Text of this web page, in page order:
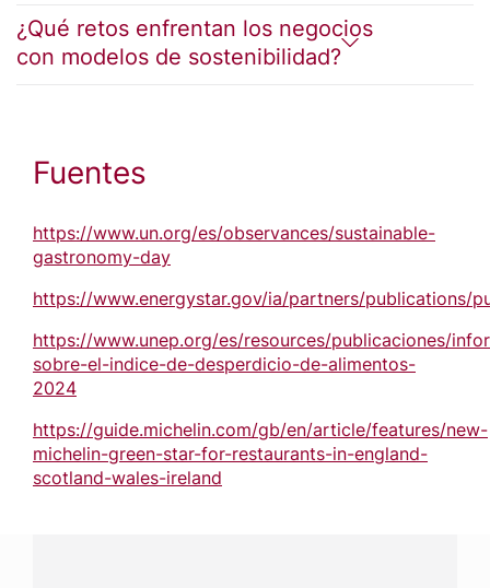
¿Qué retos enfrentan los negocios
con modelos de sostenibilidad?
Fuentes
https://www.un.org/es/observances/sustainable-
gastronomy-day
https://www.energystar.gov/ia/partners/publications/
https://www.unep.org/es/resources/publicaciones/
sobre-el-indice-de-desperdicio-de-alimentos-
2024
https://guide.michelin.com/gb/en/article/features/new-
michelin-green-star-for-restaurants-in-england-
scotland-wales-ireland